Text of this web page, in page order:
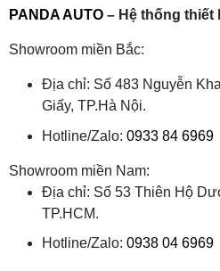
PANDA AUTO – Hệ thống thiết
Showroom miền Bắc:
Địa chỉ: Số 483 Nguyễn
Giấy, TP.Hà Nội.
Hotline/Zalo: 0933 84 6969
Showroom miền Nam:
Địa chỉ: Số 53 Thiên Hộ
TP.HCM.
Hotline/Zalo: 0938 04 6969